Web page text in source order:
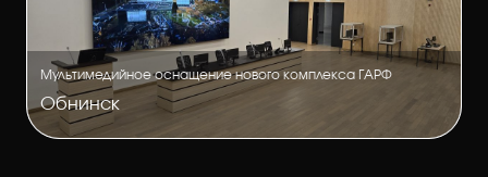
Мультимедийное оснащение нового комплекса ГАРФ
Обнинск